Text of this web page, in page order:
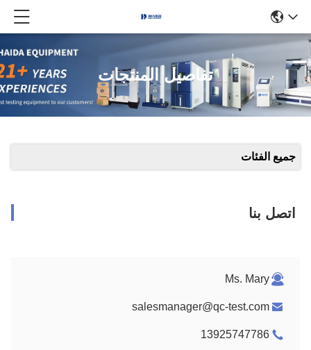
تفاصيل المنتجات
جميع الفئات
اتصل بنا
Ms. Mary
salesmanager@qc-test.com
13925747786